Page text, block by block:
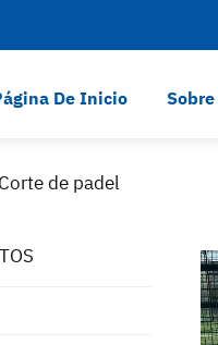
De Inicio
Corte de padel